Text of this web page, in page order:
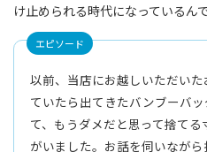
け止められる時代になっているんで
エピソード
以前、当店にお越しいただい
ていたら出てきたバンブーバ
て、もうダメだと思って捨て
がいました。お話を伺いなが